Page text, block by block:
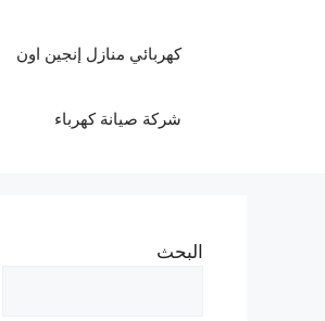
كهربائي منازل إنجين اون
شركة صيانة كهرباء
البحث